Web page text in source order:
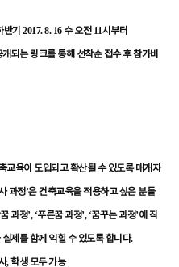
반기 2017. 8. 16 수 오전11시부터
개되는 링크를 통해 선착순 접수 후참가비
교육이 도입되고 확산될 수 있도록 매개자
과정’은건축교육을적용하고 싶은 분들
과정’, ‘푸른꿈 과정’, ‘꿈꾸는 과정’에 직
실제를 함께 익힐 수 있도록 합니다.
, 학생 모두가능